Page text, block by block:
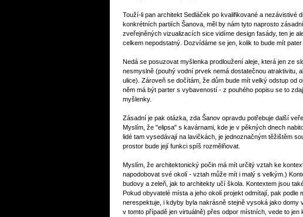
Touží-li pan architekt Sedláček po kvalifikované a nezávistivé
konkrétních partiích Šanova, měl by nám tyto naprosto
zveřejněných vizualizacích sice vidíme design fasády, ten je
celkem nepodstatný. Dozvídáme se jen, kolik to bude mít
Nedá se posuzovat myšlenka prodloužení aleje, která jen ze
nesmyslně (pouhý vodní prvek nemá dostatečnou atraktivitu,
ulice). Zároveň se dočítám, že dům bude mít velký odstup od
něm má být parter s vybaveností - z pouhého popisu se to
myšlenky.
Zásadní je pak otázka, zda Šanov opravdu potřebuje další
Myslím, že "elipsa" s kavárnami, kde je v pěkných dnech
lidé tam vysedávají na lavičkách, je jednoznačným těžištěm
prostor bude její funkci spíš rozmělňovat.
Myslím, že architektonický počin má mít určitý vztah ke
napodobovat své okolí - vztah může mít i malý s velkým.)
budovy a zeleň, jak to architekty učí škola. Kontextem jsou
Pokud obyvatelé místa a jeho okolí projekt odmítají, pak podle
nerespektuje, i kdyby byla nakrásně stejně vysoká jako domy
v tomto případě jen virtuálně) přes odpor místních, vede to jen